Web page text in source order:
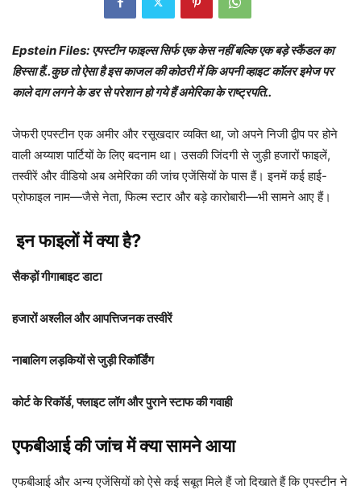
Epstein Files: एपस्टीन फाइल्स सिर्फ एक केस नहीं बल्कि एक बड़े स्कैंडल का
हिस्सा हैं..कुछ तो ऐसा है इस काजल की कोठरी में कि अपनी व्हाइट कॉलर इमेज पर
काले दाग लगने के डर से परेशान हो गये हैं अमेरिका के राष्ट्रपति..
जेफरी एपस्टीन एक अमीर और रसूखदार व्यक्ति था, जो अपने निजी द्वीप पर होने
वाली अय्याश पार्टियों के लिए बदनाम था। उसकी जिंदगी से जुड़ी हजारों फाइलें,
तस्वीरें और वीडियो अब अमेरिका की जांच एजेंसियों के पास हैं। इनमें कई हाई-
प्रोफाइल नाम—जैसे नेता, फिल्म स्टार और बड़े कारोबारी—भी सामने आए हैं।
इन फाइलों में क्या है?
सैकड़ों गीगाबाइट डाटा
हजारों अश्लील और आपत्तिजनक तस्वीरें
नाबालिग लड़कियों से जुड़ी रिकॉर्डिंग
कोर्ट के रिकॉर्ड, फ्लाइट लॉग और पुराने स्टाफ की गवाही
एफबीआई की जांच में क्या सामने आया
एफबीआई और अन्य एजेंसियों को ऐसे कई सबूत मिले हैं जो दिखाते हैं कि एपस्टीन ने